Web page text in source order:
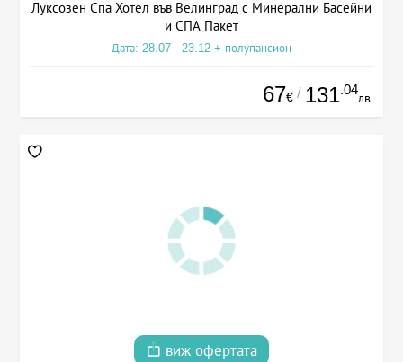
Луксозен Спа Хотел във Велинград с Минерални Басейни
и СПА Пакет
Дата: 28.07 - 23.12 + полупансион
67€ / 131.04
лв.
виж офертата